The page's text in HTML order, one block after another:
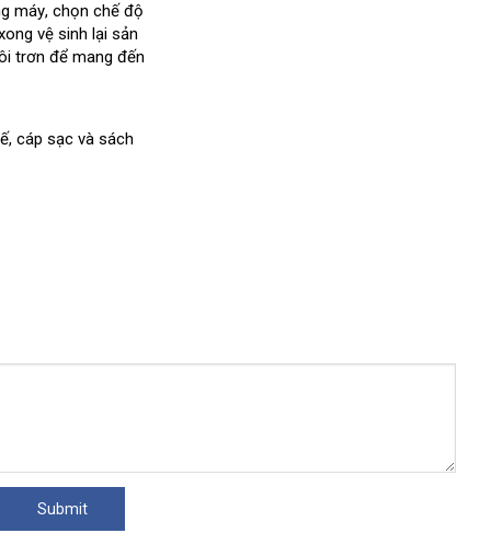
máybáo
giá
, chọn chế độ
vệ sinh lại sản
trơn showroom
để mang đến
kiểm
, cáp sạc và sách